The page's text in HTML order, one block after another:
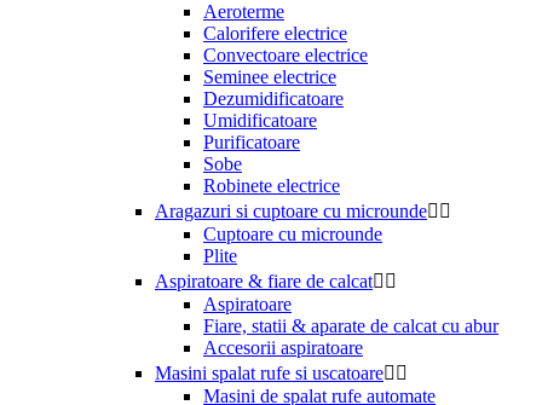
Aeroterme
Calorifere electrice
Convectoare electrice
Seminee electrice
Dezumidificatoare
Umidificatoare
Purificatoare
Sobe
Robinete electrice
Aragazuri si cuptoare cu microunde 
Cuptoare cu microunde
Plite
Aspiratoare & fiare de calcat 
Aspiratoare
Fiare, statii & aparate de calcat cu abur
Accesorii aspiratoare
Masini spalat rufe si uscatoare 
Masini de spalat rufe automate